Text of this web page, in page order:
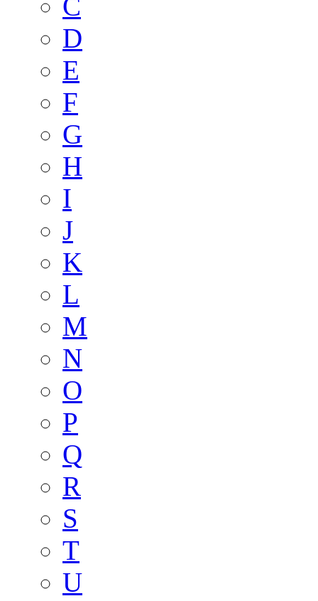
C
D
E
F
G
H
I
J
K
L
M
N
O
P
Q
R
S
T
U